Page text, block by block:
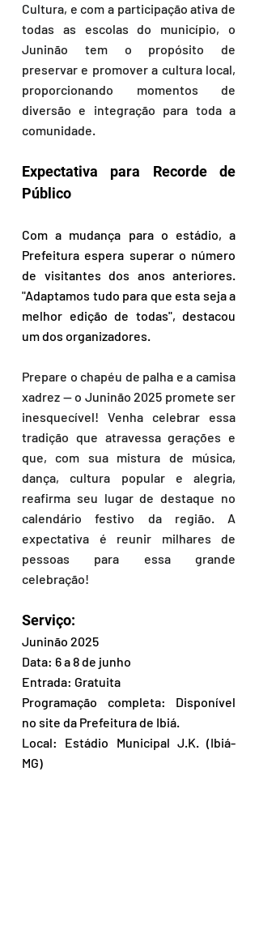
Cultura, e com a participação ativa de
todas as escolas do município, o
Juninão tem o propósito de
preservar e promover a cultura local,
proporcionando momentos de
diversão e integração para toda a
comunidade.
Expectativa para Recorde de
Público
Com a mudança para o estádio, a
Prefeitura espera superar o número
de visitantes dos anos anteriores.
"Adaptamos tudo para que esta seja a
melhor edição de todas", destacou
um dos organizadores.
Prepare o chapéu de palha e a camisa
xadrez — o Juninão 2025 promete ser
inesquecível! Venha celebrar essa
tradição que atravessa gerações e
que, com sua mistura de música,
dança, cultura popular e alegria,
reafirma seu lugar de destaque no
calendário festivo da região. A
expectativa é reunir milhares de
pessoas para essa grande
celebração!
Serviço:
Juninão 2025
Data: 6 a 8 de junho
Entrada: Gratuita
Programação completa: Disponível
no site da Prefeitura de Ibiá.
Local: Estádio Municipal J.K. (Ibiá-
MG)